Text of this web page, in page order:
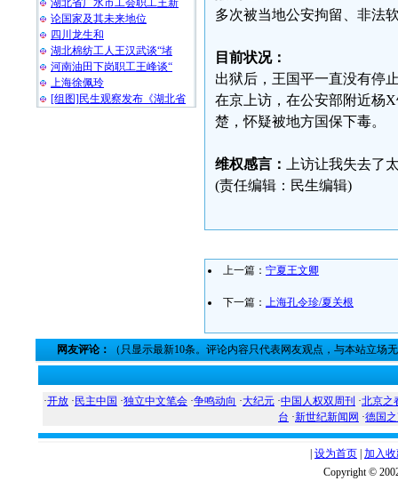
湖北省广水市工会职工王新
论国家及其未来地位
四川龙生和
湖北棉纺工人王汉武谈“堵
河南油田下岗职工王峰谈“
上海徐佩玲
[组图]民生观察发布《湖北省
多次被当地公安拘留、非法
目前状况：
出狱后，王国平一直没有停
在京上访，在公安部附近杨
楚，怀疑被地方国保下毒。
维权感言：
上访让我失去了
(责任编辑：民生编辑)
上一篇： 宁夏王文卿
下一篇： 上海孔令珍/夏关根
网友评论： （只显示最新10条。评论内容只代表网友观点，与本站立场
·开放 · 民主中国 ·独立中文笔会 ·争鸣动向 ·大纪元 ·中国人权双周刊 ·北京之
台 ·新世纪新闻网 ·德国
设为首页 加入
Copyright ©